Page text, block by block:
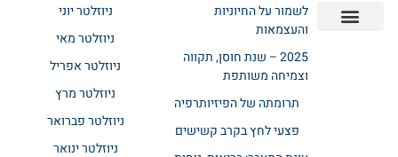
לשמור על החיוניות
והעצמאות
2025 – שנת חוסן, תקווה
וצמיחה משותפת
תרומתה של הפיזיותרפיה
פצעי לחץ בקרב קשישים
ניוזלטר יוני
ניוזלטר מאי
ניוזלטר אפריל
ניוזלטר מרץ
ניוזלטר פברואר
ניוזלטר ינואר